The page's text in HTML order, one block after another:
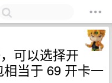
可以选择开
当于 69 开卡一